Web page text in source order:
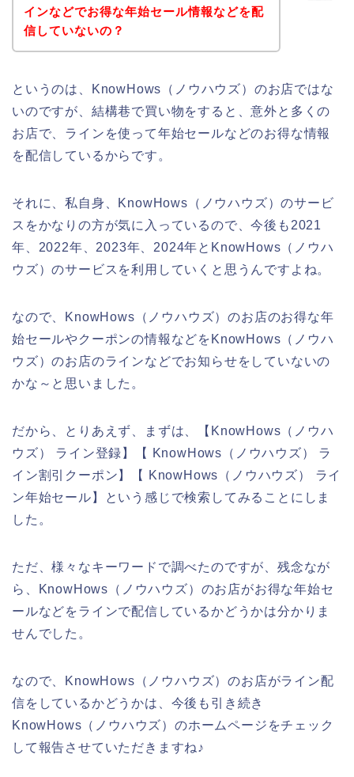
インなどでお得な年始セール情報などを配
信していないの？
というのは、KnowHows（ノウハウズ）のお店ではな
いのですが、結構巷で買い物をすると、意外と多くの
お店で、ラインを使って年始セールなどのお得な情報
を配信しているからです。
それに、私自身、KnowHows（ノウハウズ）のサービ
スをかなりの方が気に入っているので、今後も2021
年、2022年、2023年、2024年とKnowHows（ノウハ
ウズ）のサービスを利用していくと思うんですよね。
なので、KnowHows（ノウハウズ）のお店のお得な年
始セールやクーポンの情報などをKnowHows（ノウハ
ウズ）のお店のラインなどでお知らせをしていないの
かな～と思いました。
だから、とりあえず、まずは、【KnowHows（ノウハ
ウズ） ライン登録】【 KnowHows（ノウハウズ） ラ
イン割引クーポン】【 KnowHows（ノウハウズ） ライ
ン年始セール】という感じで検索してみることにしま
した。
ただ、様々なキーワードで調べたのですが、残念なが
ら、KnowHows（ノウハウズ）のお店がお得な年始セ
ールなどをラインで配信しているかどうかは分かりま
せんでした。
なので、KnowHows（ノウハウズ）のお店がライン配
信をしているかどうかは、今後も引き続き
KnowHows（ノウハウズ）のホームページをチェック
して報告させていただきますね♪